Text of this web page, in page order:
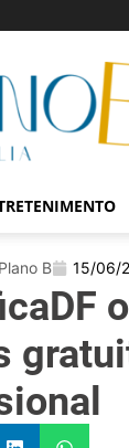
B 15/06/